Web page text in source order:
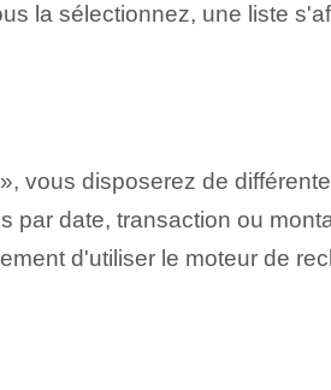
la sélectionnez, une liste
vous disposerez de
par date, transaction ou
d'utiliser le moteur de